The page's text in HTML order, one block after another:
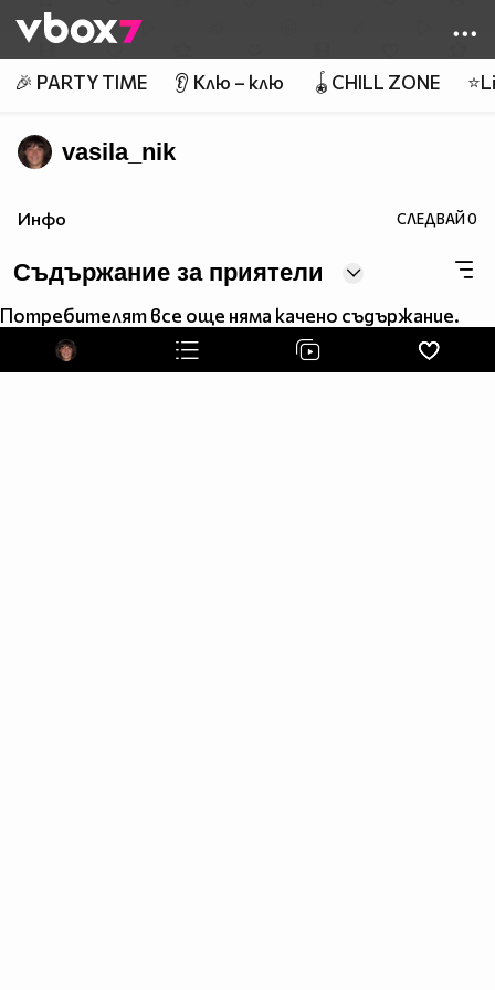
👾
🎉 PARTY TIME 👂 Клю – клю 🪀CHILL ZONE
vasila_nik
Инфо СЛЕДВАЙ0
Съдържание за приятели
Потребителят все още няма качено съдържание.